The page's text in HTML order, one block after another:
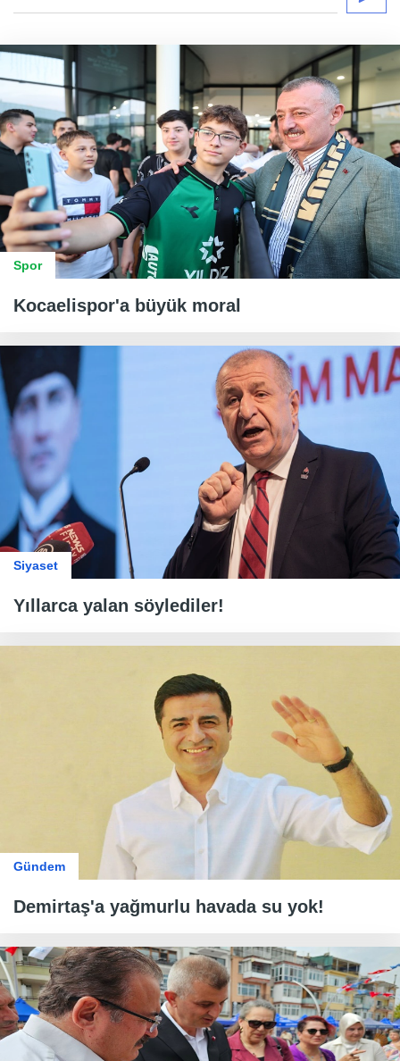
Spor
Kocaelispor'a büyük moral
Siyaset
Yıllarca yalan söylediler!
Gündem
Demirtaş'a yağmurlu havada su yok!